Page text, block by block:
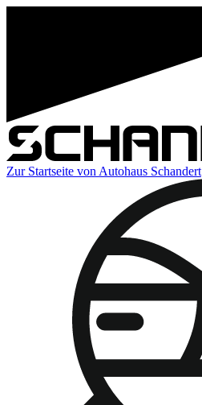
Zur Startseite von Autohaus Schandert